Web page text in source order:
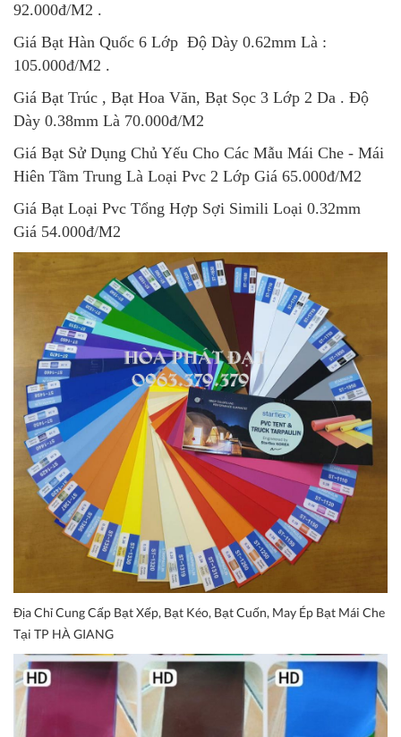
92.000đ/M2 .
Giá Bạt Hàn Quốc 6 Lớp Độ Dày 0.62mm Là :
105.000đ/M2 .
Giá Bạt Trúc , Bạt Hoa Văn, Bạt Sọc 3 Lớp 2 Da . Độ
Dày 0.38mm Là 70.000đ/M2
Giá Bạt Sử Dụng Chủ Yếu Cho Các Mẫu Mái Che - Mái
Hiên Tầm Trung Là Loại Pvc 2 Lớp Giá 65.000đ/M2
Giá Bạt Loại Pvc Tổng Hợp Sợi Simili Loại 0.32mm
Giá 54.000đ/M2
Địa Chỉ Cung Cấp Bạt Xếp, Bạt Kéo, Bạt Cuốn, May Ép Bạt Mái Che
Tại TP HÀ GIANG